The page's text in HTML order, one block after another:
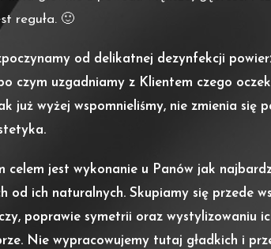
reguła. 🙂
od delikatnej dezynfekcji
czym uzgadniamy z Klientem czego
już wyżej wspomnieliśmy, nie zmienia się
celem jest wykonanie u Panów jak
od ich naturalnych. Skupiamy się przede
poprawie symetrii oraz wystylizowaniu
Nie wypracowujemy tutaj gładkich i